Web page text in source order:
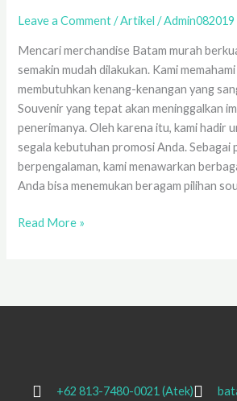
Leave a Comment /Artikel /Admin082019
Mencari merchandise Batam murah
semakin mudah dilakukan. Kami
membutuhkan kenang-kenangan yang
Souvenir yang tepat akan meninggalkan
penerimanya. Oleh karena itu, kami hadir
segala kebutuhan promosi Anda. Sebagai
berpengalaman, kami menawarkan
Anda bisa menemukan beragam pilihan
Terbaik
Read More »
+62 813-7480-0021 (Atek)